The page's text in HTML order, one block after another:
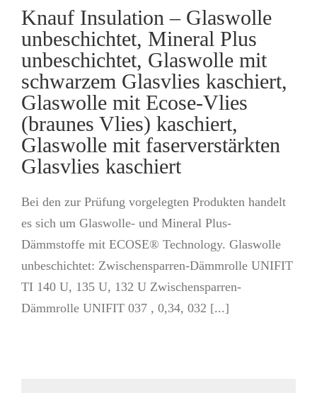
Knauf Insulation – Glaswolle
unbeschichtet, Mineral Plus
unbeschichtet, Glaswolle mit
schwarzem Glasvlies kaschiert,
Glaswolle mit Ecose-Vlies
(braunes Vlies) kaschiert,
Glaswolle mit faserverstärkten
Glasvlies kaschiert
Bei den zur Prüfung vorgelegten Produkten handelt
es sich um Glaswolle- und Mineral Plus-
Dämmstoffe mit ECOSE® Technology. Glaswolle
unbeschichtet: Zwischensparren-Dämmrolle UNIFIT
TI 140 U, 135 U, 132 U Zwischensparren-
Dämmrolle UNIFIT 037 , 0,34, 032 [...]